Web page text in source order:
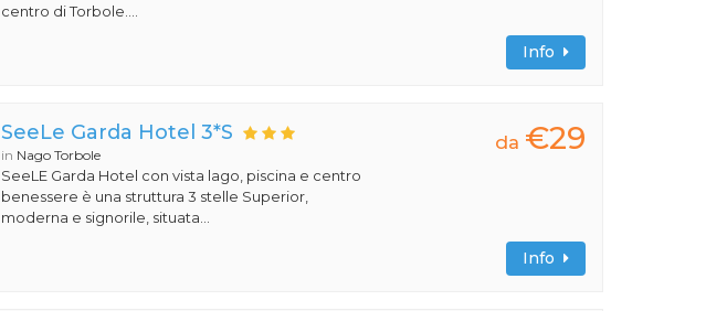
centro di Torbole....
Info
SeeLe Garda Hotel 3*S
in Nago Torbole
SeeLE Garda Hotel con vista lago, piscina e centro
benessere è una struttura 3 stelle Superior,
moderna e signorile, situata...
da €29
Info